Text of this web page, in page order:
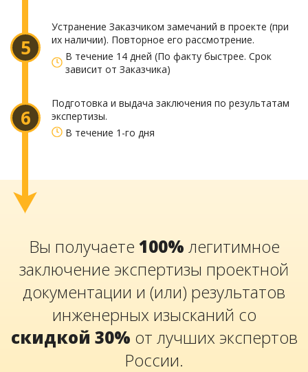
5
Устранение Заказчиком замечаний в проекте (при
их наличии). Повторное его рассмотрение.
В течение 14 дней (По факту быстрее. Срок
зависит от Заказчика)
6
Подготовка и выдача заключения по результатам
экспертизы.
В течение 1-го дня
Вы получаете 100% легитимное
заключение экспертизы проектной
документации и (или) результатов
инженерных изысканий со
скидкой 30% от лучших экспертов
России.